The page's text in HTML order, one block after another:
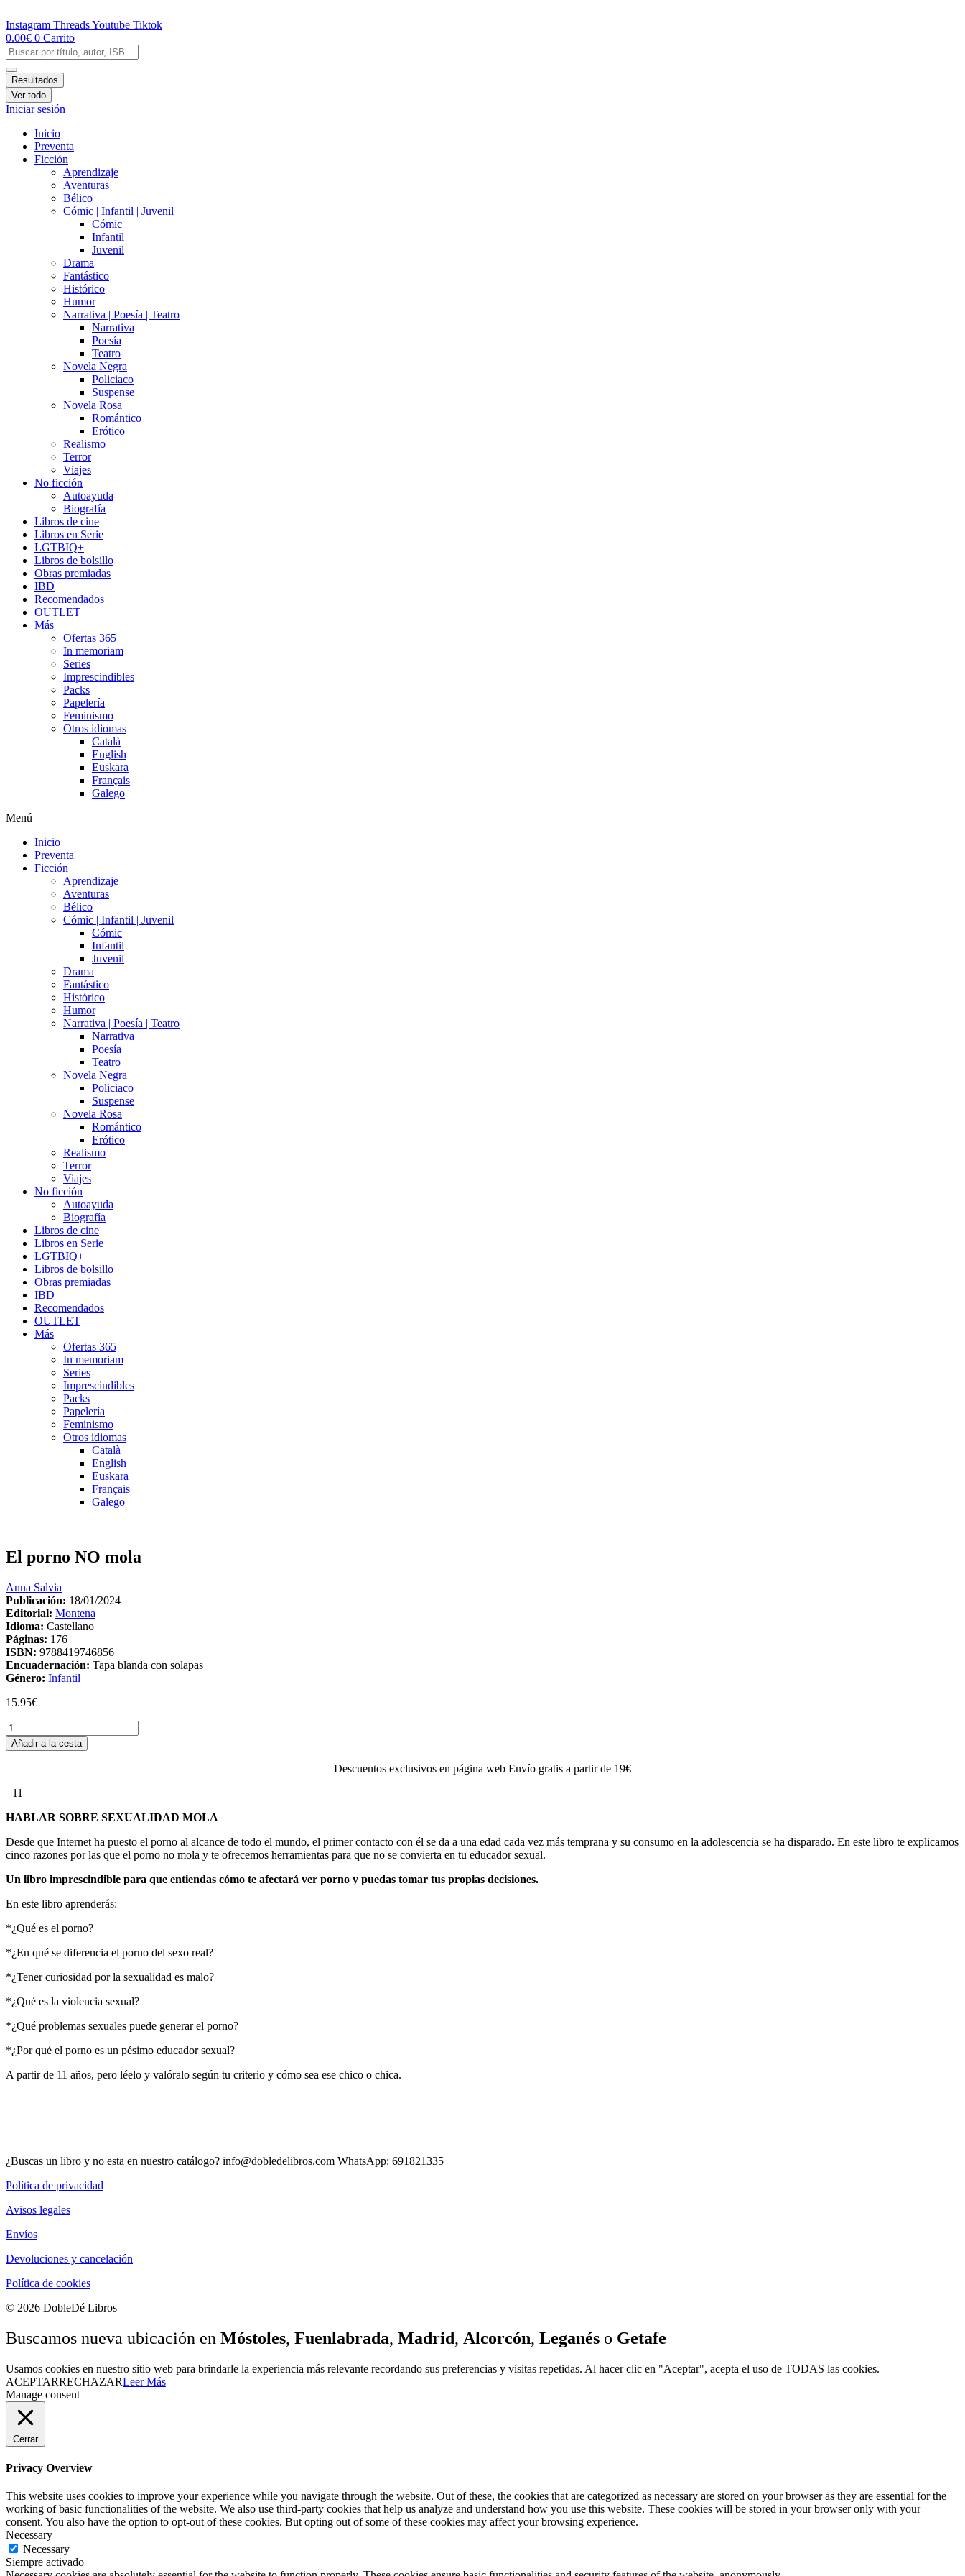
al
contenido
Instagram ThreadsYoutube Tiktok
0.00€ 0 Carrito
Search
...
Resultados
Ver todo
Iniciar sesión
Inicio
Preventa
Ficción
Aprendizaje
Aventuras
Bélico
Cómic | Infantil | Juvenil
Cómic
Infantil
Juvenil
Drama
Fantástico
Histórico
Humor
Narrativa | Poesía | Teatro
Narrativa
Poesía
Teatro
Novela Negra
Policiaco
Suspense
Novela Rosa
Romántico
Erótico
Realismo
Terror
Viajes
No ficción
Autoayuda
Biografía
Libros de cine
Libros en Serie
LGTBIQ+
Libros de bolsillo
Obras premiadas
IBD
Recomendados
OUTLET
Más
Ofertas 365
In memoriam
Series
Imprescindibles
Packs
Papelería
Feminismo
Otros idiomas
Català
English
Euskara
Français
Galego
Menú
Inicio
Preventa
Ficción
Aprendizaje
Aventuras
Bélico
Cómic | Infantil | Juvenil
Cómic
Infantil
Juvenil
Drama
Fantástico
Histórico
Humor
Narrativa | Poesía | Teatro
Narrativa
Poesía
Teatro
Novela Negra
Policiaco
Suspense
Novela Rosa
Romántico
Erótico
Realismo
Terror
Viajes
No ficción
Autoayuda
Biografía
Libros de cine
Libros en Serie
LGTBIQ+
Libros de bolsillo
Obras premiadas
IBD
Recomendados
OUTLET
Más
Ofertas 365
In memoriam
Series
Imprescindibles
Packs
Papelería
Feminismo
Otros idiomas
Català
English
Euskara
Français
Galego
El porno NO mola
Anna Salvia
Publicación: 18/01/2024
Editorial: Montena
Idioma: Castellano
Páginas: 176
ISBN: 9788419746856
Encuadernación: Tapa blanda con solapas
Género: Infantil
15.95€
El
porno
NO
Añadir a la cesta
Descuentos exclusivos en página web Envío gratis a partir de 19€
+11
HABLAR SOBRE SEXUALIDAD MOLA
Desde que Internet ha puesto el porno al alcance de todo el mundo, el primer contacto con él se da a una edad cada vez más temprana y su consumo en la adolescencia se ha disparado. En este libro te explicamos
cinco razones por las que el porno no mola y te ofrecemos herramientas para que no se convierta en tu educador sexual.
Un libro imprescindible para que entiendas cómo te afectará ver porno y puedas tomar tus propias decisiones.
En este libro aprenderás:
*¿Qué es el porno?
*¿En qué se diferencia el porno del sexo real?
*¿Tener curiosidad por la sexualidad es malo?
*¿Qué es la violencia sexual?
*¿Qué problemas sexuales puede generar el porno?
*¿Por qué el porno es un pésimo educador sexual?
A partir de 11 años, pero léelo y valóralo según tu criterio y cómo sea ese chico o chica.
¿Buscas un libro y no esta en nuestro catálogo? info@dobledelibros.com WhatsApp: 691821335
Política de privacidad
Avisos legales
Envíos
Devoluciones y cancelación
Política de cookies
© 2026 DobleDé Libros
Buscamos nueva ubicación en Móstoles, Fuenlabrada, Madrid, Alcorcón, Leganés o Getafe
Usamos cookies en nuestro sitio web para brindarle la experiencia más relevante recordando sus preferencias y visitas repetidas. Al hacer clic en "Aceptar", acepta el uso de TODAS las cookies.
ACEPTARRECHAZARLeer Más
Manage consent
Cerrar
Privacy Overview
This website uses cookies to improve your experience while you navigate through the website. Out of these, the cookies that are categorized as necessary are stored on your browser as they are essential for the
working of basic functionalities of the website. We also use third-party cookies that help us analyze and understand how you use this website. These cookies will be stored in your browser only with your
consent. You also have the option to opt-out of these cookies. But opting out of some of these cookies may affect your browsing experience.
Necessary
Necessary
Siempre activado